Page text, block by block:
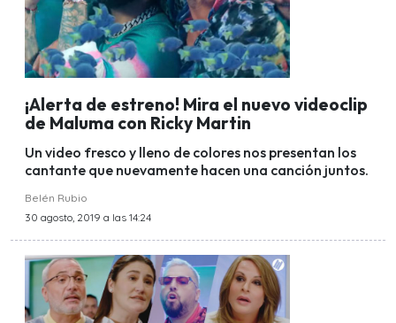
¡Alerta de estreno! Mira el nuevo videoclip
de Maluma con Ricky Martin
Un video fresco y lleno de colores nos presentan los
cantante que nuevamente hacen una canción juntos.
Belén Rubio
30 agosto, 2019 a las 14:24